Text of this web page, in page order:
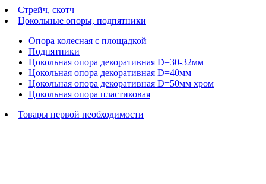
Стрейч, скотч
Цокольные опоры, подпятники
Опора колесная с площадкой
Подпятники
Цокольная опора декоративная D=30-32мм
Цокольная опора декоративная D=40мм
Цокольная опора декоративная D=50мм хром
Цокольная опора пластиковая
Товары первой необходимости